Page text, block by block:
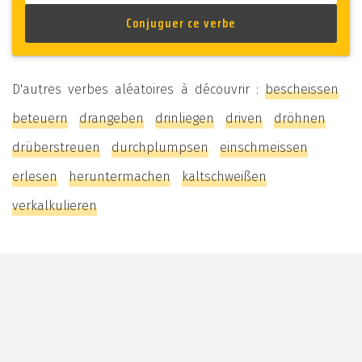
D'autres verbes aléatoires à découvrir : bescheissen
beteuern
drangeben drinliegen driven
dröhnen
drüberstreuen
durchplumpsen
einschmeissen
erlesen
heruntermachen
kaltschweißen
verkalkulieren